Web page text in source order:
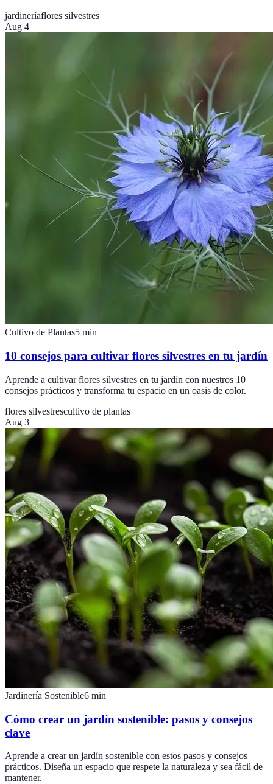
jardineríaflores silvestres
Aug 4
Cultivo de Plantas5 min
10 consejos para cultivar flores silvestres en tu jardín
Aprende a cultivar flores silvestres en tu jardín con nuestros 10
consejos prácticos y transforma tu espacio en un oasis de color.
flores silvestrescultivo de plantas
Aug 3
Jardinería Sostenible6 min
Cómo crear un jardín sostenible: pasos y consejos
clave
Aprende a crear un jardín sostenible con estos pasos y consejos
prácticos. Diseña un espacio que respete la naturaleza y sea fácil de
mantener.